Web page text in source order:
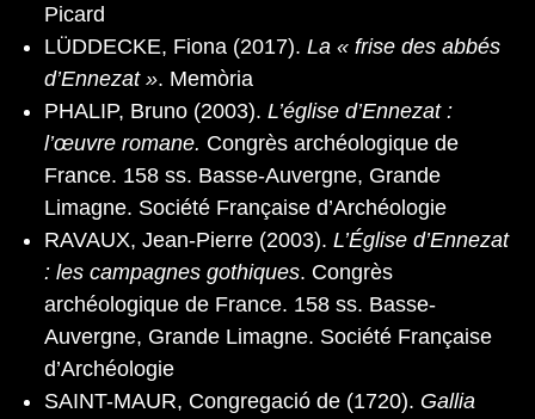
Picard
LÜDDECKE, Fiona (2017). La « frise des abbés
d’Ennezat ». Memòria
PHALIP, Bruno (2003). L’église d’Ennezat :
l’œuvre romane. Congrès archéologique de
France. 158 ss. Basse-Auvergne, Grande
Limagne. Société Française d’Archéologie
RAVAUX, Jean-Pierre (2003). L’Église d’Ennezat
: les campagnes gothiques. Congrès
archéologique de France. 158 ss. Basse-
Auvergne, Grande Limagne. Société Française
d’Archéologie
SAINT-MAUR, Congregació de (1720). Gallia